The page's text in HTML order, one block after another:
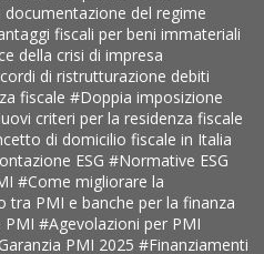
documentazione del regime
fiscali per beni immateriali
della crisi di impresa
di ristrutturazione debiti
fiscale#Doppia imposizione
criteri per la residenza fiscale
di domicilio fiscale in Italia
ESG#Normative ESG
#Come migliorare la
tra PMI e banche per la finanza
PMI#Agevolazioni per PMI
PMI 2025#Finanziamenti